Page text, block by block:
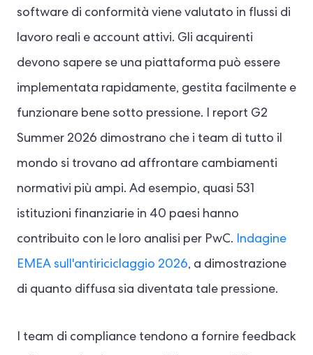
software di conformità viene valutato in flussi di
lavoro reali e account attivi. Gli acquirenti
devono sapere se una piattaforma può essere
implementata rapidamente, gestita facilmente e
funzionare bene sotto pressione. I report G2
Summer 2026 dimostrano che i team di tutto il
mondo si trovano ad affrontare cambiamenti
normativi più ampi. Ad esempio, quasi 531
istituzioni finanziarie in 40 paesi hanno
contribuito con le loro analisi per PwC.
Indagine
EMEA sull'antiriciclaggio 2026, a dimostrazione
di quanto diffusa sia diventata tale pressione.
I team di compliance tendono a fornire feedback